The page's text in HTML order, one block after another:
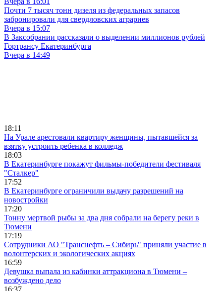
Почти 7 тысяч тонн дизеля из федеральных запасов
забронировали для свердловских аграриев
Вчера в 15:07
В Заксобрании рассказали о выделении миллионов рублей
Гортрансу Екатеринбурга
Вчера в 14:49
18:11
На Урале арестовали квартиру женщины, пытавшейся за
взятку устроить ребенка в колледж
18:03
В Екатеринбурге покажут фильмы-победители фестиваля
"Сталкер"
17:52
В Екатеринбурге ограничили выдачу разрешений на
новостройки
17:20
Тонну мертвой рыбы за два дня собрали на берегу реки в
Тюмени
17:19
Сотрудники АО "Транснефть – Сибирь" приняли участие в
волонтерских и экологических акциях
16:59
Девушка выпала из кабинки аттракциона в Тюмени –
возбуждено дело